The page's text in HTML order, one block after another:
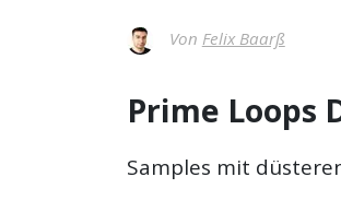
Von Felix Baarß
Prime Loops
Samples mit